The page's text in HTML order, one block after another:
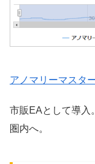
アノマリーマスタ
市販EAとして導入
圏内へ。